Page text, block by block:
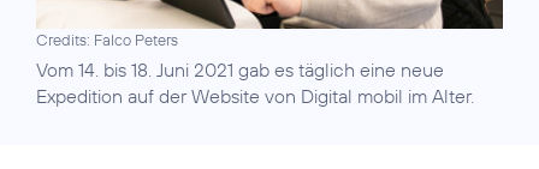
Credits: Falco Peters
Vom 14. bis 18. Juni 2021 gab es täglich eine neue
Expedition auf derWebsite von Digital mobil im Alter.